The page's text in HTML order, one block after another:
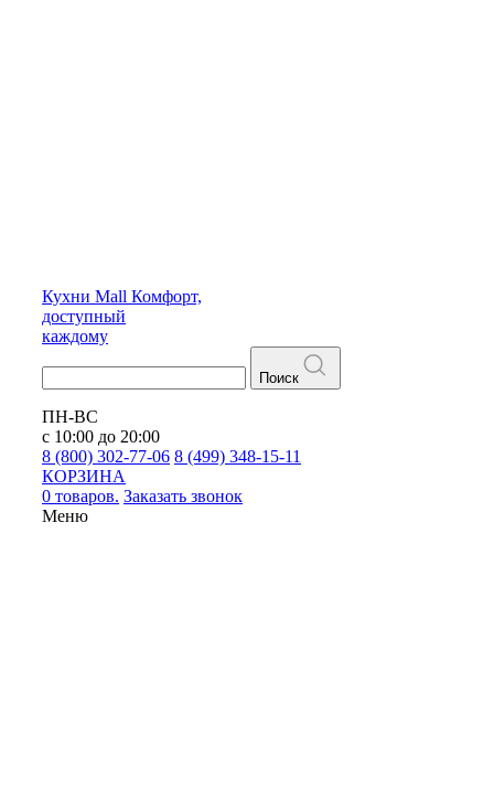
Кухни Mall Комфорт,
доступный
каждому
Поиск
ПН-ВС
с 10:00 до 20:00
8 (800) 302-77-06 8 (499) 348-15-11
КОРЗИНА
0 товаров. Заказать звонок
Меню